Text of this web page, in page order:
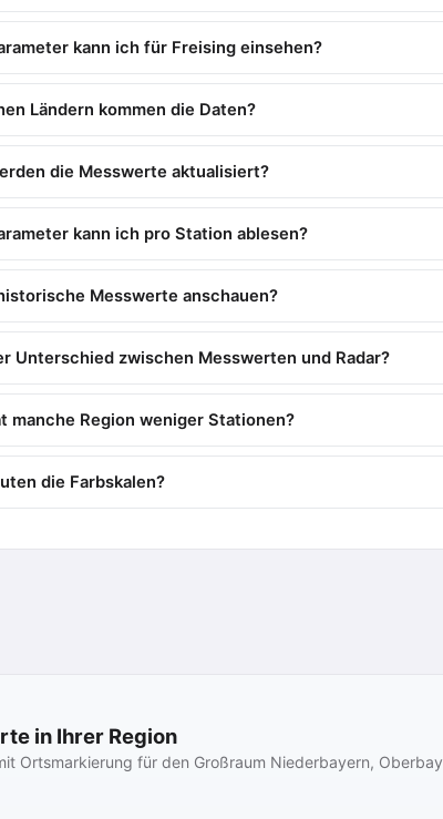
kann ich für Freising einsehen?
Ländern kommen die Daten?
die Messwerte aktualisiert?
kann ich pro Station ablesen?
Messwerte anschauen?
Unterschied zwischen Messwerten und Radar?
manche Region weniger Stationen?
die Farbskalen?
in Ihrer Region
Ortsmarkierung für den Großraum Niederbayern,